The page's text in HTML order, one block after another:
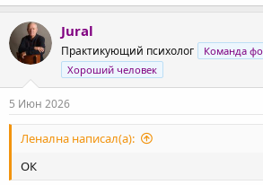
Jural
Практикующий психолог
Команда
Хороший человек
5 Июн 2026
Ленална написал(а):
ОК